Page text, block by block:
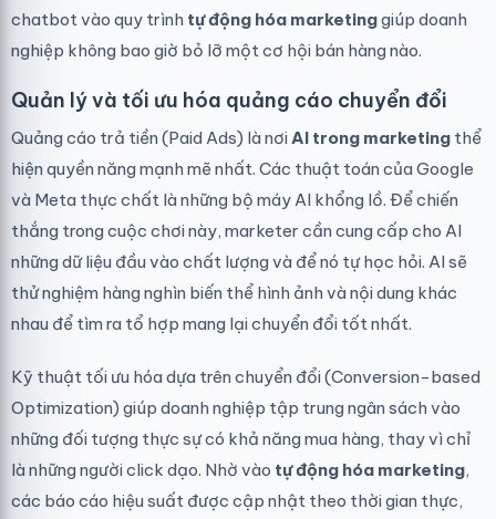
chatbot vào quy trình tự động hóa marketinggiúp doanh
nghiệp không bao giờ bỏ lỡ một cơ hội bán hàng nào.
Quản lý và tối ưu hóa quảng cáo chuyển đổi
Quảng cáo trả tiền (Paid Ads) là nơiAI trong marketing thể
hiện quyền năng mạnh mẽ nhất. Các thuật toán của Google
và Meta thực chất là những bộ máy AI khổng lồ. Để chiến
thắng trong cuộc chơi này, marketer cần cung cấp cho AI
những dữ liệu đầu vào chất lượng và để nó tự học hỏi. AI sẽ
thử nghiệm hàng nghìn biến thể hình ảnh và nội dung khác
nhau để tìm ra tổ hợp mang lại chuyển đổi tốt nhất.
Kỹ thuật tối ưu hóa dựa trên chuyển đổi (Conversion-based
Optimization) giúp doanh nghiệp tập trung ngân sách vào
những đối tượng thực sự có khả năng mua hàng, thay vì chỉ
là những người click dạo. Nhờ vào tự động hóa marketing,
các báo cáo hiệu suất được cập nhật theo thời gian thực,